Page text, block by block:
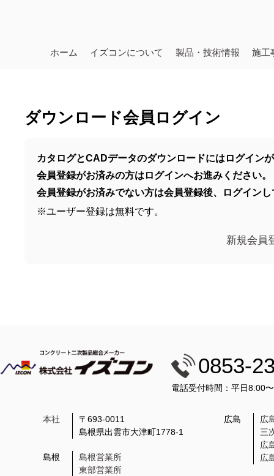
ホーム イズコンについて 製品・技術情報 施工
ダウンロード会員ログイン
カタログとCADデータのダウンロードにはログイン
会員登録がお済みの方はログインへお進みください。
会員登録がお済みでない方は会員登録後、ログイン
※ユーザー登録は無料です。
新規会員
0853-
電話受付時間：平日8:00
本社
〒693-0011
島根県出雲市大津町1778-1
島根
島根営業所
東部営業所
広島
広
三
広
広